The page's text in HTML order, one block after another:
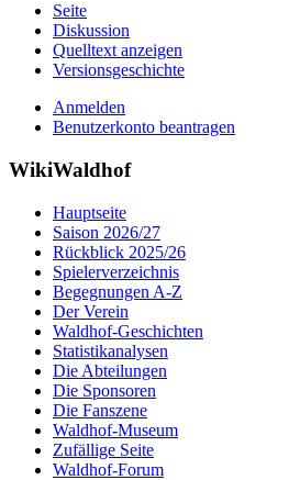
Seite
Diskussion
Quelltext anzeigen
Versionsgeschichte
Anmelden
Benutzerkonto beantragen
WikiWaldhof
Hauptseite
Saison 2026/27
Rückblick 2025/26
Spielerverzeichnis
Begegnungen A-Z
Der Verein
Waldhof-Geschichten
Statistikanalysen
Die Abteilungen
Die Sponsoren
Die Fanszene
Waldhof-Museum
Zufällige Seite
Waldhof-Forum